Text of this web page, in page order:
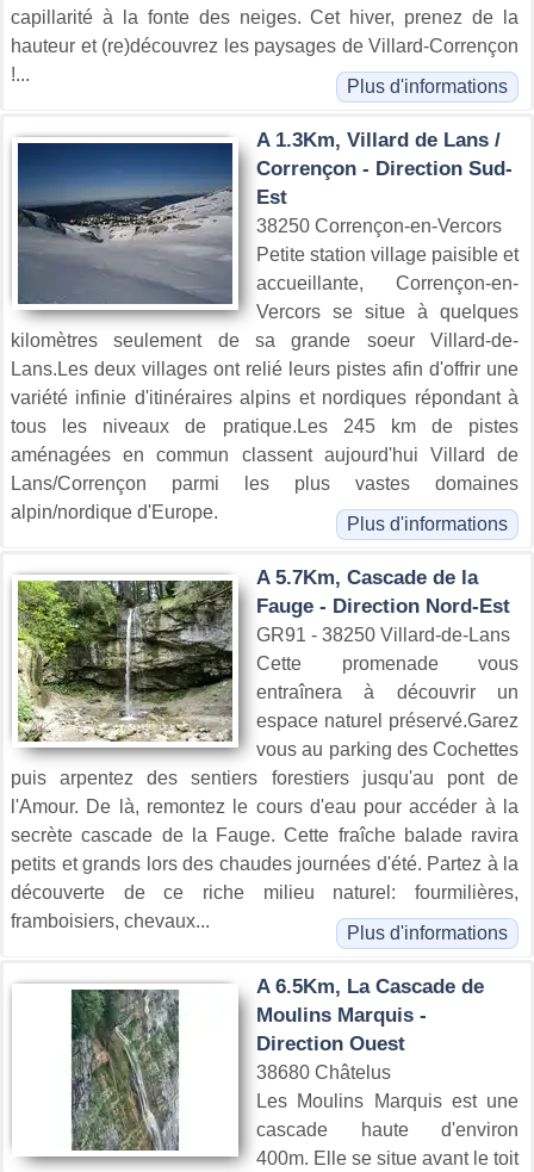
capillarité à la fonte des neiges. Cet hiver, prenez de la
hauteur et (re)découvrez les paysages de Villard-Corrençon
!...
Plus d'informations
A 1.3Km, Villard de Lans /
Corrençon - Direction Sud-
Est
38250 Corrençon-en-Vercors
Petite station village paisible et
accueillante, Corrençon-en-
Vercors se situe à quelques
kilomètres seulement de sa grande soeur Villard-de-
Lans.Les deux villages ont relié leurs pistes afin d'offrir une
variété infinie d'itinéraires alpins et nordiques répondant à
tous les niveaux de pratique.Les 245 km de pistes
aménagées en commun classent aujourd'hui Villard de
Lans/Corrençon parmi les plus vastes domaines
alpin/nordique d'Europe.
Plus d'informations
A 5.7Km, Cascade de la
Fauge - Direction Nord-Est
GR91 - 38250 Villard-de-Lans
Cette promenade vous
entraînera à découvrir un
espace naturel préservé.Garez
vous au parking des Cochettes
puis arpentez des sentiers forestiers jusqu'au pont de
l'Amour. De là, remontez le cours d'eau pour accéder à la
secrète cascade de la Fauge. Cette fraîche balade ravira
petits et grands lors des chaudes journées d'été. Partez à la
découverte de ce riche milieu naturel: fourmilières,
framboisiers, chevaux...
Plus d'informations
A 6.5Km, La Cascade de
Moulins Marquis -
Direction Ouest
38680 Châtelus
Les Moulins Marquis est une
cascade haute d'environ
400m. Elle se situe avant le toit